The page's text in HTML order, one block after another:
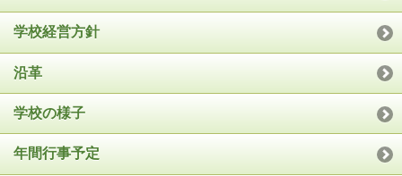
学校経営方針
沿革
学校の様子
年間行事予定